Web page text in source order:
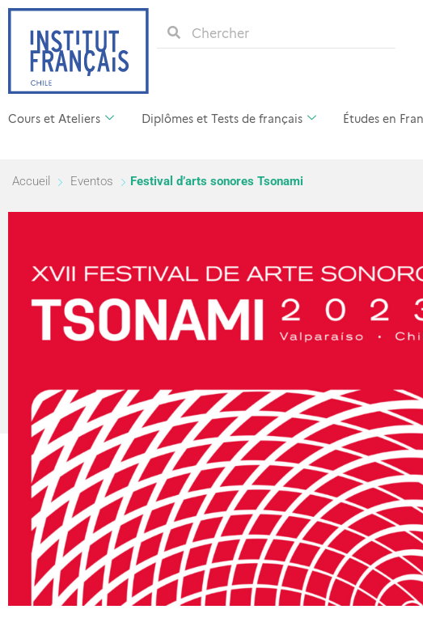
Cours et Ateliers Diplômes et Tests de français Études en
Accueil Eventos Festival d’arts sonores Tsonami